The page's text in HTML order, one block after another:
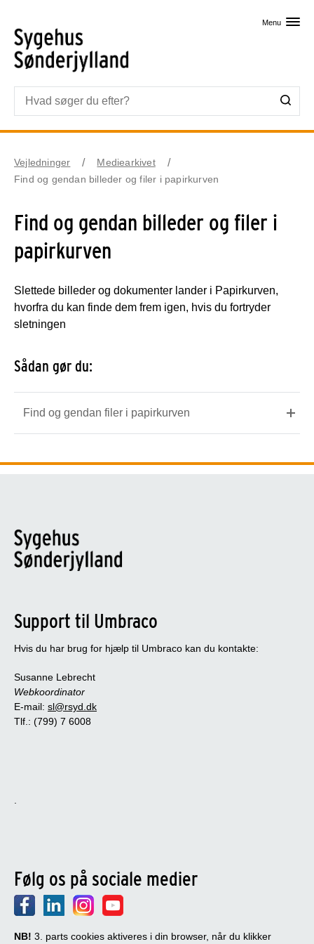
Menu
Vejledninger
Mediearkivet
Find og gendan billeder og filer i papirkurven
Find og gendan billeder og filer i
papirkurven
Slettede billeder og dokumenter lander i Papirkurven,
hvorfra du kan finde dem frem igen, hvis du fortryder
sletningen
Sådan gør du:
Find og gendan filer i papirkurven
Support til Umbraco
Hvis du har brug for hjælp til Umbraco kan du kontakte:
Susanne Lebrecht
Webkoordinator
E-mail: sl@rsyd.dk
Tlf.: (799) 7 6008
Følg os på sociale medier
NB! 3. parts cookies aktiveres i din browser, når du klikker